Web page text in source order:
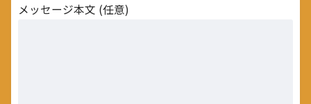
メッセージ本文 (任意)